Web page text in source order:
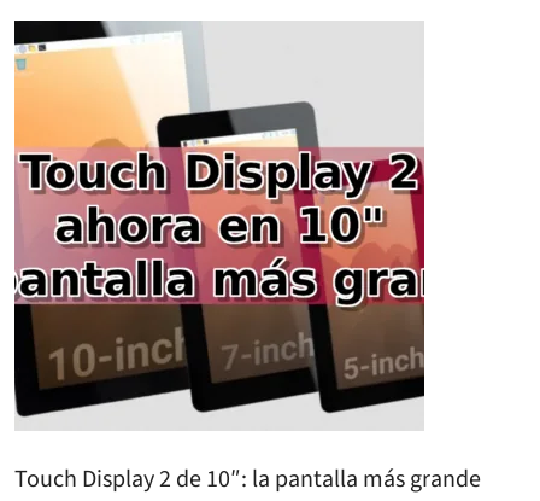
Touch Display 2 de 10″: la pantalla más grande